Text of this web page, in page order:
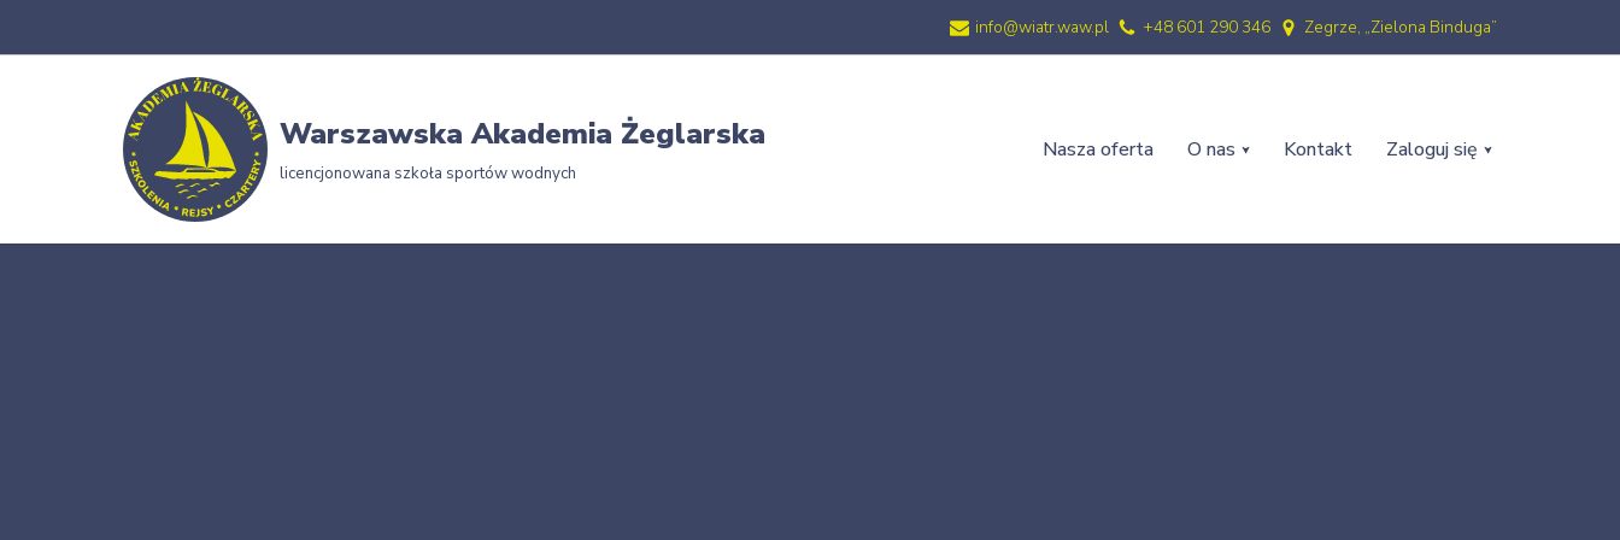
info@wiatr.waw.pl +48 601 290 346 Zegrze, „Zielona Binduga”
Warszawska Akademia Żeglarska
licencjonowana szkoła sportów wodnych
Nasza oferta O nas Kontakt Zaloguj się